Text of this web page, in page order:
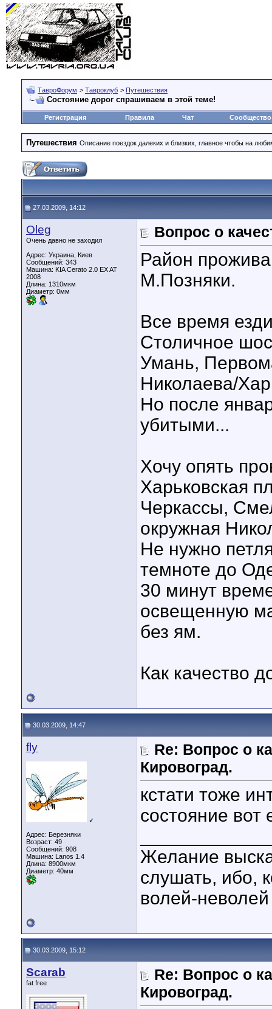
ТавроФорум > Тавроклуб > Путешествия
Состояние дорог спрашиваем в этой теме!
Регистрация Правила Чат Сообщество
Путешествия Описание поездок далеких и близких, главное чтобы на
27.03.2009, 14:12
Oleg
Очень давно не заходил
Адрес: Украина, Киев
Сообщений: 343
Машина: KIA Cerato 2.0 EX AT
2008
Длина: 1310мкм
Диаметр: 0мм
Вопрос о
Район
М.Позняки.
Все время
Столичное
Умань,
Николаева/
Но после
убитыми...
Хочу опять
Харьковская
Черкассы,
окружная
Не нужно
темноте до
30 минут
освещенную
без ям.
Как качество
30.03.2009, 14:47
fly
♂
Адрес: Березняки
Возраст: 49
Сообщений: 908
Машина: Lanos 1.4
Длина: 8900мкм
Диаметр: 40мм
Re: Вопрос о
Кировоград.
кстати тоже
состояние вот
Желание
слушать, ибо,
волей-
30.03.2009, 15:12
Scarab
fat free
Re: Вопрос о
Кировоград.